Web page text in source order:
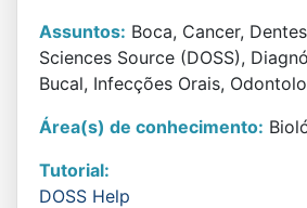
Assuntos: Boca, Cancer,
Sciences Source (DOSS),
Bucal, Infecções Orais,
Área(s) de conhecimento:
Tutorial:
DOSS Help